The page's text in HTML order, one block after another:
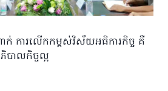
ាក់ ការលើកកម្ពស់វិស័យអធិការកិច្ច គឺ
បាលកិច្ចល្អ